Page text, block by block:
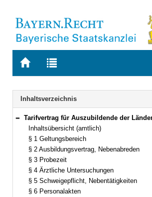
Zur
BAYERN.RECHT
Zur
letzten
Suche
Navigation
Inhaltsverzeichnis
Bereich reduzieren
Tarifvertrag für Auszubildende der Länder in Ausbildungsberufen nach dem Berufsbildungsgesetz
Inhaltsübersicht (amtlich)
§ 1 Geltungsbereich
§ 2 Ausbildungsvertrag, Nebenabreden
§ 3 Probezeit
§ 4 Ärztliche Untersuchungen
§ 5 Schweigepflicht, Nebentätigkeiten
§ 6 Personalakten